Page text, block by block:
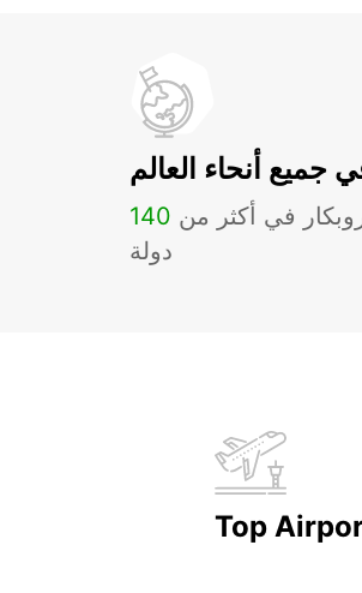
جميع أنحاء العالم
في أكثر من 140
دولة
Top